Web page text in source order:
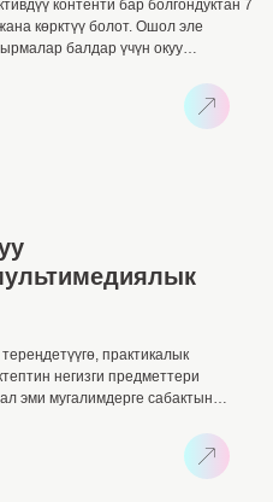
контенти бар болгондуктан 7
көрктүү болот. Ошол эле
балдар үчүн окуу
практикалык
негизги предметтери
эми мугалимдерге сабактын